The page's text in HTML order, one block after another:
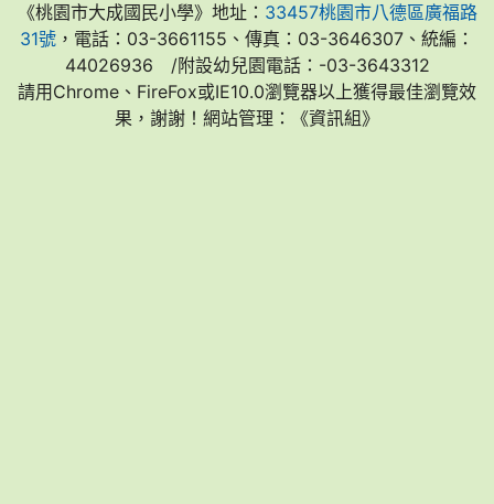
《桃園市大成國民小學》地址： 33457桃園市八德區廣福路
31號 ，電話：03-3661155、傳真：03-3646307、統編：
44026936 /附設幼兒園電話：-03-3643312
請用Chrome、FireFox或IE10.0瀏覽器以上獲得最佳瀏覽效
果，謝謝！網站管理：《資訊組》